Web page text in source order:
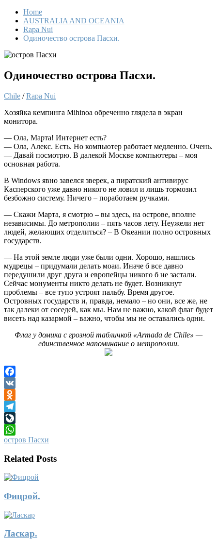
Home
AUSTRALIA AND OCEANIA
Rapa Nui
Одиночество острова Пасхи.
Одиночество острова Пасхи.
Chile /Rapa Nui
Хозяйка кемпинга Mihinoa обреченно глядела в экран
монитора.
— Ола, Марта! Интернет есть?
— Ола, Алекс. Есть. Но компьютер работает медленно. Очень.
— Давай посмотрю. В далекой Москве компьютеры – моя
основная работа.
В Windows явно завелся зверек, а пиратский антивирус
Касперского уже давно никого не ловил и лишь тормозил
безбожно систему. Ничего – поработаем ручками.
— Скажи Марта, я смотрю – вы здесь, на острове, вполне
независимы. До метрополии – пять часов лету. Неужели нет
людей, желающих отделиться? – В Океании полно островных
государств.
— На этой земле люди уже были одни. Хорошо, нашлись
мудрецы – придумали делать моаи. Иначе б все давно
передушили друг друга и европейцы никого б не застали.
Сейчас монументы никто делать не будет. Возникнут
проблемы – все тупо устроят пальбу. Время другое.
Островных государств и, правда, немало – но они, все же, не
так далеки от соседей, как мы. Нам не важно, какой флаг будет
висеть над казармой – важно, чтобы мы не оставались одни.
Флаг у домика с грозной табличкой «Armada de Chile» —
единственное напоминание о метрополии.
Facebook
VK
Odnoklassniki
Telegram
LiveJournal
WhatsApp
остров Пасхи
Related Posts
Фицрой.
Ласкар.